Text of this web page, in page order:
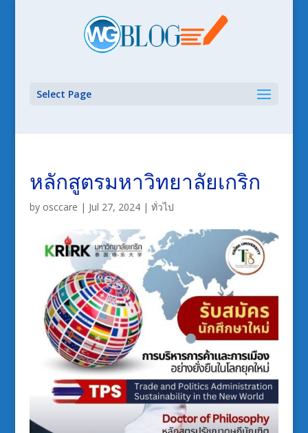
Select Page
หลักสูตรมหาวิทยาลัยเกริก
by osccare | Jul 27, 2024| ทั่วไป